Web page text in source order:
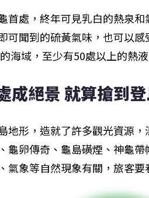
首處，終年可見乳白的熱泉
可聞到的硫黃氣味，也可以
海域，至少有50處以上的熱液
成絕景 就算搶到
地形，造就了許多觀光資源
龜卵傳奇、龜島磺煙、神龜
氣象等自然現象有關，旅客要